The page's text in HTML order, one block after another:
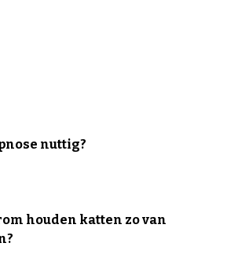
nuttig?
houden katten zo van